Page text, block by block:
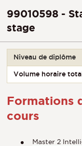
99010598 -
stage
Niveau de diplôme
Volume horaire
Formations
cours
Master 2